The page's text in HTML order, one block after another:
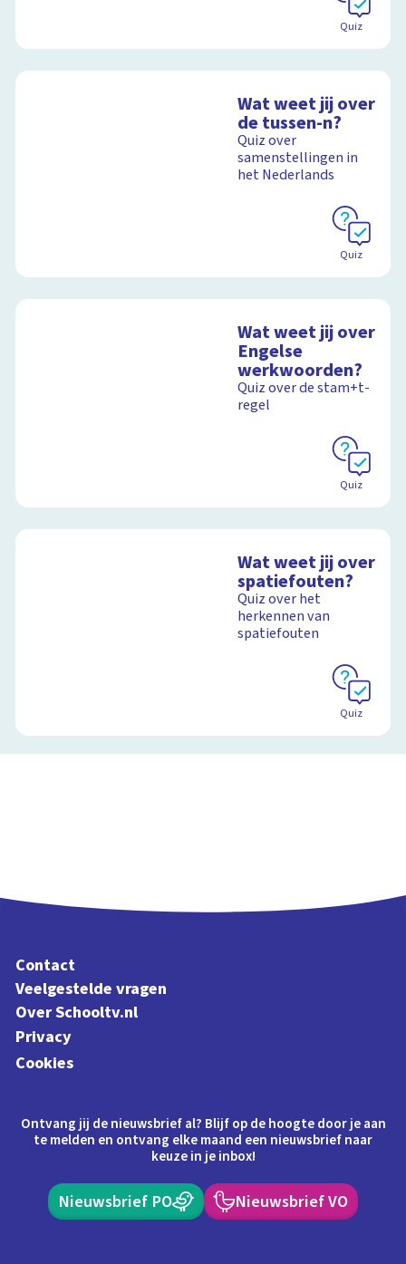
Quiz
Wat weet jij over
de tussen-n?
Quiz over
samenstellingen in
het Nederlands
Quiz
Wat weet jij over
Engelse
werkwoorden?
Quiz over de stam+t-
regel
Quiz
Wat weet jij over
spatiefouten?
Quiz over het
herkennen van
spatiefouten
Quiz
Contact
Veelgestelde vragen
Over Schooltv.nl
Privacy
Cookies
Ontvang jij de nieuwsbrief al? Blijf op de hoogte door je aan
te melden en ontvang elke maand een nieuwsbrief naar
keuze in je inbox!
Nieuwsbrief PO Nieuwsbrief VO